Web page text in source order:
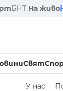
БНТ На живо
Свят
У нас